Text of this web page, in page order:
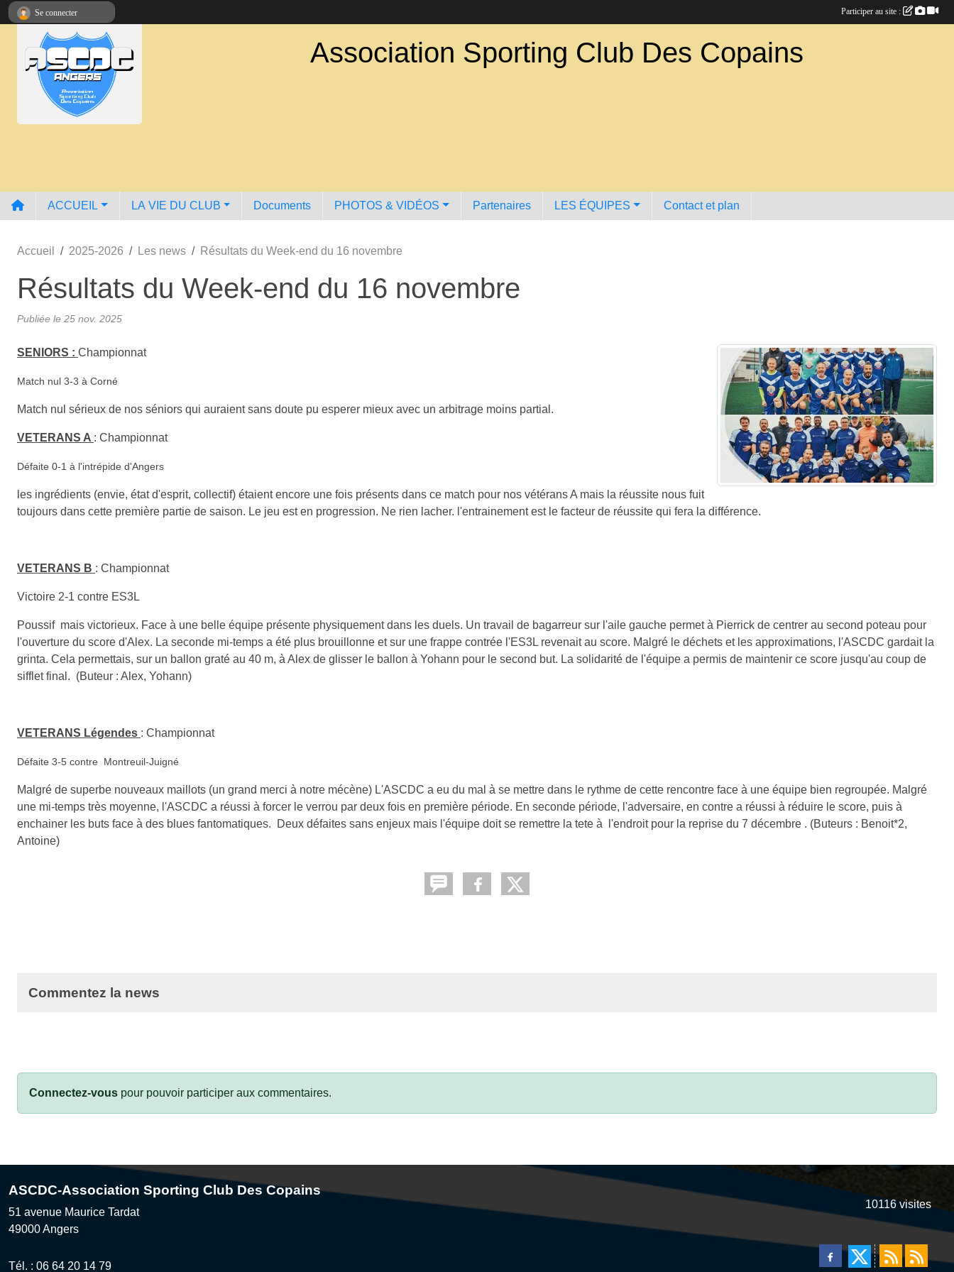
Association Sporting Club Des Copains
ACCUEIL LA VIE DU CLUB Documents PHOTOS & VIDÉOS Partenaires LES ÉQUIPES Contact et plan
Accueil 2025-2026 Les news Résultats du Week-end du 16 novembre
Résultats du Week-end du 16 novembre
Publiée le 25 nov. 2025
SENIORS : Championnat
Match nul 3-3 à Corné
Match nul sérieux de nos séniors qui auraient sans doute pu esperer mieux avec un arbitrage moins partial.
VETERANS A : Championnat
Défaite 0-1 à l'intrépide d'Angers
les ingrédients (envie, état d'esprit, collectif) étaient encore une fois présents dans ce match pour nos vétérans A mais la réussite nous fuit
toujours dans cette première partie de saison. Le jeu est en progression. Ne rien lacher. l'entrainement est le facteur de réussite qui fera la différence.
VETERANS B : Championnat
Victoire 2-1 contre ES3L
Poussif mais victorieux. Face à une belle équipe présente physiquement dans les duels. Un travail de bagarreur sur l'aile gauche permet à Pierrick de centrer au second poteau pour
l'ouverture du score d'Alex. La seconde mi-temps a été plus brouillonne et sur une frappe contrée l'ES3L revenait au score. Malgré le déchets et les approximations, l'ASCDC gardait la
grinta. Cela permettais, sur un ballon graté au 40 m, à Alex de glisser le ballon à Yohann pour le second but. La solidarité de l'équipe a permis de maintenir ce score jusqu'au coup de
sifflet final. (Buteur : Alex, Yohann)
VETERANS Légendes : Championnat
Défaite 3-5 contre Montreuil-Juigné
Malgré de superbe nouveaux maillots (un grand merci à notre mécène) L'ASCDC a eu du mal à se mettre dans le rythme de cette rencontre face à une équipe bien regroupée. Malgré
une mi-temps très moyenne, l'ASCDC a réussi à forcer le verrou par deux fois en première période. En seconde période, l'adversaire, en contre a réussi à réduire le score, puis à
enchainer les buts face à des blues fantomatiques. Deux défaites sans enjeux mais l'équipe doit se remettre la tete à l'endroit pour la reprise du 7 décembre . (Buteurs : Benoit*2,
Antoine)
Commentez la news
Connectez-vous pour pouvoir participer aux commentaires.
ASCDC-Association Sporting Club Des Copains
51 avenue Maurice Tardat
49000Angers
Tél. : 06 64 20 14 79
10116visites
Se connecter Participer au site :
Panneau de gestion des cookies